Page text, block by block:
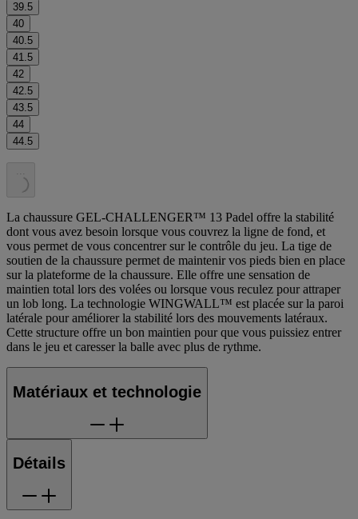
39.5
40
40.5
41.5
42
42.5
43.5
44
44.5
. . .
La chaussure GEL-CHALLENGER™ 13 Padel offre la stabilité
dont vous avez besoin lorsque vous couvrez la ligne de fond, et
vous permet de vous concentrer sur le contrôle du jeu. La tige de
soutien de la chaussure permet de maintenir vos pieds bien en place
sur la plateforme de la chaussure. Elle offre une sensation de
maintien total lors des volées ou lorsque vous reculez pour attraper
un lob long. La technologie WINGWALL™ est placée sur la paroi
latérale pour améliorer la stabilité lors des mouvements latéraux.
Cette structure offre un bon maintien pour que vous puissiez entrer
dans le jeu et caresser la balle avec plus de rythme.
Matériaux et technologie
Détails